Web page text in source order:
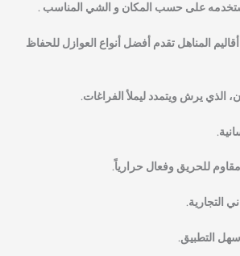
على حسب المكان و الشي المناسب .
المناهل تقدم أفضل أنواع العوازل للحفاظ
الذي يرش ويتمدد ليملأ الفراغات.
للحريق وفعال حرارياً.
التجارية.
سهل التطبيق.